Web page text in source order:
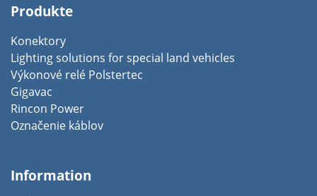
Produkte
Konektory
Lighting solutions for special land vehicles
Výkonové relé Polstertec
Gigavac
Rincon Power
Označenie káblov
Information